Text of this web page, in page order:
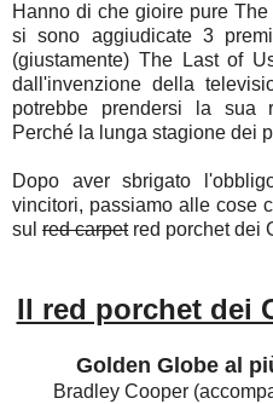
Hanno di che gioire pure
si sono aggiudicate 3
(giustamente) The Last of
dall'invenzione della
potrebbe prendersi la sua
Perché la lunga stagione dei
Dopo aver sbrigato
vincitori, passiamo alle cose
sul red carpetred porchet dei
Il red porchet dei
Golden Globe al
Bradley Cooper